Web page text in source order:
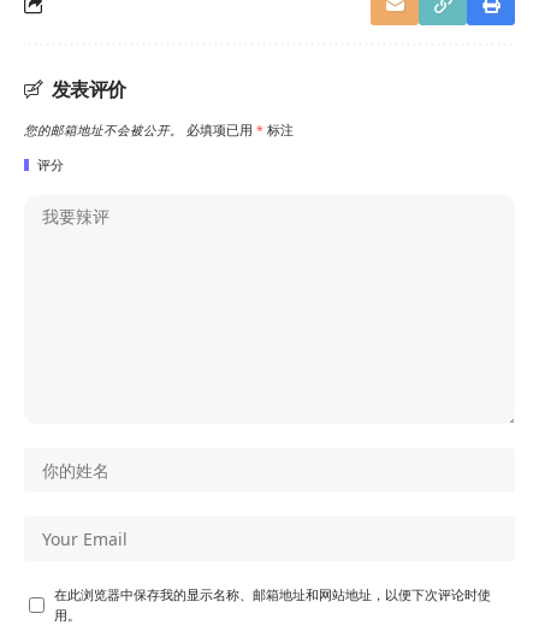
发表评价
您的邮箱地址不会被公开。 必填项已用 * 标注
评分
在此浏览器中保存我的显示名称、邮箱地址和网站地址，以便下次评论时使
用。